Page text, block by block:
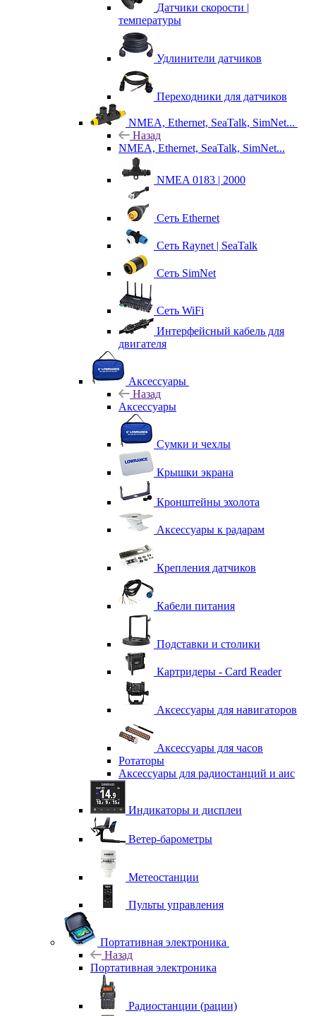
Датчики скорости |
температуры
Удлинители датчиков
Переходники для датчиков
NMEA, Ethernet, SeaTalk, SimNet...
Назад
NMEA, Ethernet, SeaTalk, SimNet...
NMEA 0183 | 2000
Сеть Ethernet
Сеть Raynet | SeaTalk
Сеть SimNet
Сеть WiFi
Интерфейсный кабель для
двигателя
Аксессуары
Назад
Аксессуары
Сумки и чехлы
Крышки экрана
Кронштейны эхолота
Аксессуары к радарам
Крепления датчиков
Кабели питания
Подставки и столики
Картридеры - Card Reader
Аксессуары для навигаторов
Аксессуары для часов
Ротаторы
Аксессуары для радиостанций и аис
Индикаторы и дисплеи
Ветер-барометры
Метеостанции
Пульты управления
Портативная электроника
Назад
Портативная электроника
Радиостанции (рации)